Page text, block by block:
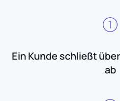
Ein Kunde schließt
ab